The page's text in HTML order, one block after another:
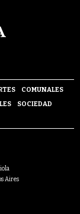
COMUNALES
SOCIEDAD
Aires